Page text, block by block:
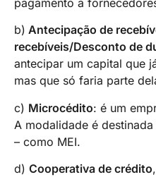
pagamento a
b) Antecipação de
recebíveis/Desconto de
antecipar um capital que
mas que só faria parte
c) Microcédito: é um
A modalidade é
– como MEI.
d) Cooperativa de crédito